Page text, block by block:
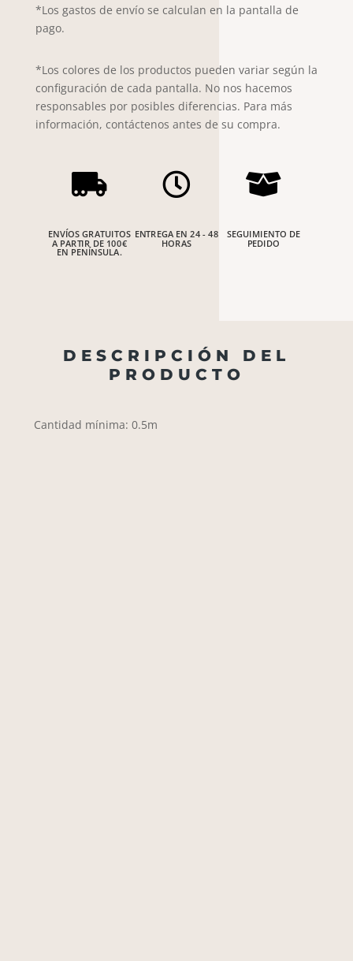
*Los gastos de envío se calculan en la pantalla de
pago.
*Los colores de los productos pueden variar según la
configuración de cada pantalla. No nos hacemos
responsables por posibles diferencias. Para más
información, contáctenos antes de su compra.

ENVÍOS GRATUITOS
A PARTIR DE 100€
EN PENÍNSULA.

ENTREGA EN 24 - 48
HORAS

SEGUIMIENTO DE
PEDIDO
DESCRIPCIÓN DEL
PRODUCTO
Cantidad mínima: 0.5m